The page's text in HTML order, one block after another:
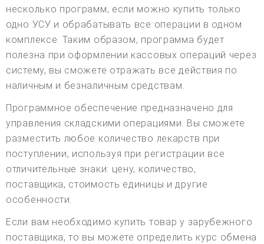
несколько программ, если можно купить только
одно УСУ и обрабатывать все операции в одном
комплексе. Таким образом, программа будет
полезна при оформлении кассовых операций через
систему, вы сможете отражать все действия по
наличным и безналичным средствам.
Программное обеспечение предназначено для
управления складскими операциями. Вы сможете
разместить любое количество лекарств при
поступлении, используя при регистрации все
отличительные знаки: цену, количество,
поставщика, стоимость единицы и другие
особенности.
Если вам необходимо купить товар у зарубежного
поставщика, то вы можете определить курс обмена